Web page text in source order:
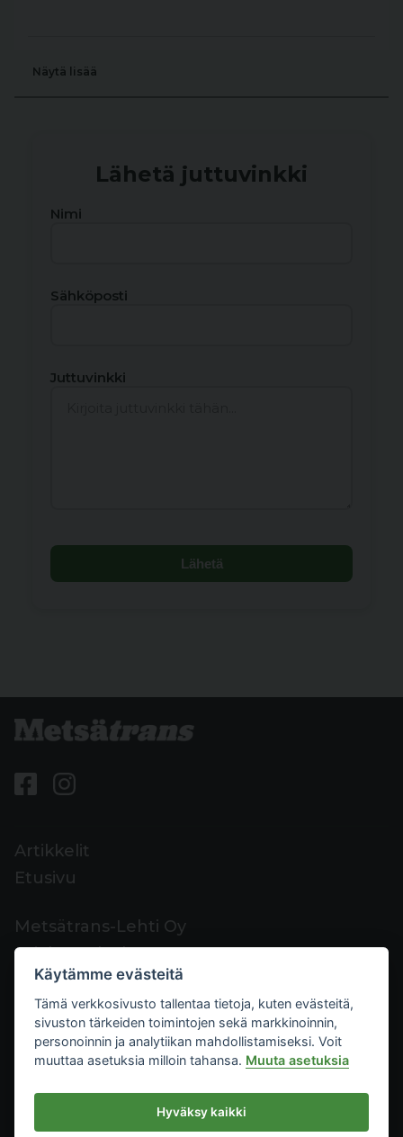
Näytä lisää
Lähetä juttuvinkki
Nimi
Sähköposti
Juttuvinkki
Lähetä
Artikkelit
Etusivu
Metsätrans-Lehti Oy
Asiakaspalvelu
Yhteystiedot
Palaute
Mediakortti
Metsätrans-Lehti Oy
2026
Tietosuoja
Käytämme evästeitä
Tämä verkkosivusto tallentaa tietoja, kuten evästeitä,
sivuston tärkeiden toimintojen sekä markkinoinnin,
personoinnin ja analytiikan mahdollistamiseksi. Voit
muuttaa asetuksia milloin tahansa. Muuta asetuksia
Hyväksy kaikki